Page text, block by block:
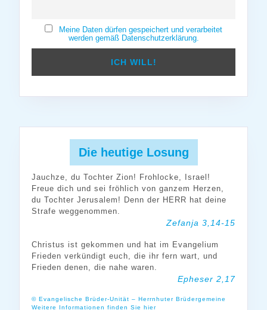
Meine Daten dürfen gespeichert und verarbeitet
werden gemäß Datenschutzerklärung.
Die heutige Losung
Jauchze, du Tochter Zion! Frohlocke, Israel!
Freue dich und sei fröhlich von ganzem Herzen,
du Tochter Jerusalem! Denn der HERR hat deine
Strafe weggenommen.
Zefanja 3,14-15
Christus ist gekommen und hat im Evangelium
Frieden verkündigt euch, die ihr fern wart, und
Frieden denen, die nahe waren.
Epheser 2,17
© Evangelische Brüder-Unität – Herrnhuter Brüdergemeine
Weitere Informationen finden Sie hier